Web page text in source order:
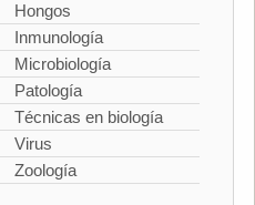
Hongos
Inmunología
Microbiología
Patología
Técnicas en biología
Virus
Zoología